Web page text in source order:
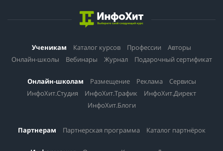
Ученикам Каталог курсов Профессии
Авторы
Онлайн-школы
Вебинары Журнал Подарочный сертификат
Онлайн-школам Размещение Реклама
Сервисы
ИнфоХит.Студия
ИнфоХит.Трафик
ИнфоХит.Директ
ИнфоХит.Блоги
Партнерам Партнерская программа Каталог партнёрок